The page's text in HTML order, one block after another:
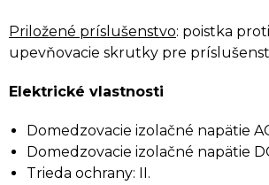
Priložené príslušenstvo: poistka
upevňovacie skrutky pre
Elektrické vlastnosti
Domedzovacie izolačné napätie
Domedzovacie izolačné napätie
Trieda ochrany: II.